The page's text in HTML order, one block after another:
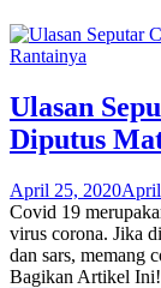
Ulasan
Diputus
April 25, 2020
Covid 19
virus corona. Jika
dan sars, memang
Bagikan Artikel Ini!